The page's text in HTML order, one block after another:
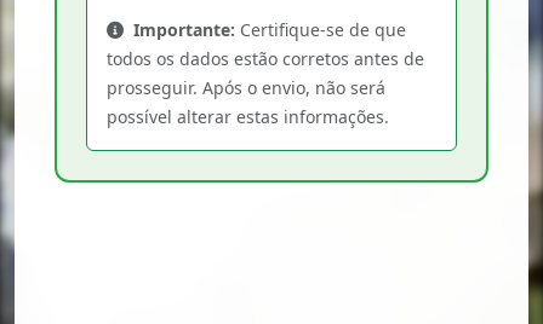
Importante: Certifique-se de que
todos os dados estão corretos antes de
prosseguir. Após o envio, não será
possível alterar estas informações.